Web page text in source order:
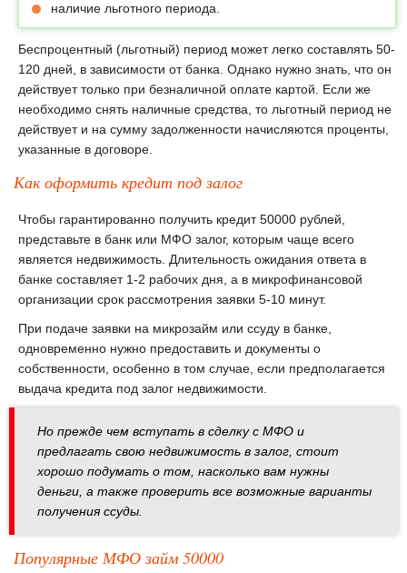
наличие льготного периода.
Беспроцентный (льготный) период может легко составлять 50-
120 дней, в зависимости от банка. Однако нужно знать, что он
действует только при безналичной оплате картой. Если же
необходимо снять наличные средства, то льготный период не
действует и на сумму задолженности начисляются проценты,
указанные в договоре.
Как оформить кредит под залог
Чтобы гарантированно получить кредит 50000 рублей,
представьте в банк или МФО залог, которым чаще всего
является недвижимость. Длительность ожидания ответа в
банке составляет 1-2 рабочих дня, а в микрофинансовой
организации срок рассмотрения заявки 5-10 минут.
При подаче заявки на микрозайм или ссуду в банке,
одновременно нужно предоставить и документы о
собственности, особенно в том случае, если предполагается
выдача кредита под залог недвижимости.
Но прежде чем вступать в сделку с МФО и
предлагать свою недвижимость в залог, стоит
хорошо подумать о том, насколько вам нужны
деньги, а также проверить все возможные варианты
получения ссуды.
Популярные МФО займ 50000